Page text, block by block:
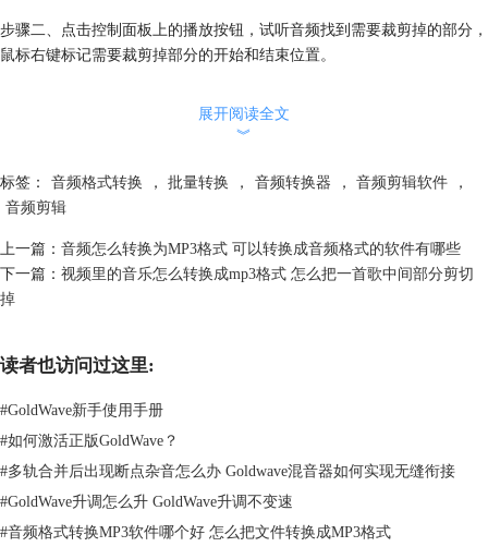
步骤二、点击控制面板上的播放按钮，试听音频找到需要裁剪掉的部分，
鼠标右键标记需要裁剪掉部分的开始和结束位置。
步骤三、使用快捷工具栏或者编辑菜单下的删除命令，同时也可以直接敲
击键盘上的del键进行删除。
展开阅读全文
︾
标签： 音频格式转换 ， 批量转换 ， 音频转换器 ， 音频剪辑软件
，
音频剪辑
上一篇： 音频怎么转换为MP3格式 可以转换成音频格式的软件有哪些
下一篇： 视频里的音乐怎么转换成mp3格式 怎么把一首歌中间部分剪切
掉
读者也访问过这里:
#GoldWave新手使用手册
#如何激活正版GoldWave？
#多轨合并后出现断点杂音怎么办 Goldwave混音器如何实现无缝衔接
#GoldWave升调怎么升 GoldWave升调不变速
#音频格式转换MP3软件哪个好 怎么把文件转换成MP3格式